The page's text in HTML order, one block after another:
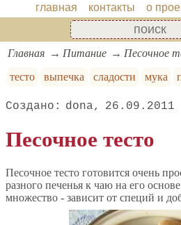
главная контакты о
Главная Питание
Песочное
тесто
выпечка сладости мука
dona 26.09.2011
Песочное тесто
Песочное тесто готовится очень
разного печенья к чаю на его
множество - зависит от специй и